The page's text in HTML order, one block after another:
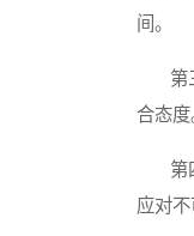
间。
第三
合态
第四
应对